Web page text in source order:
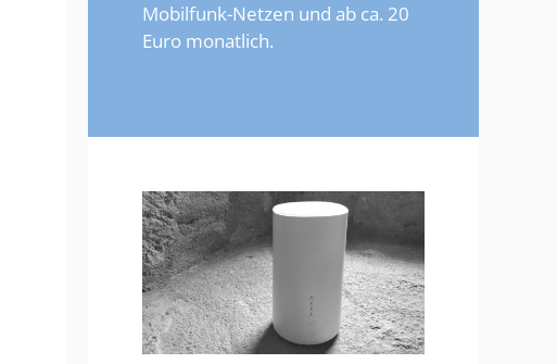
Mobilfunk-Netzen und ab ca. 20
Euro monatlich.